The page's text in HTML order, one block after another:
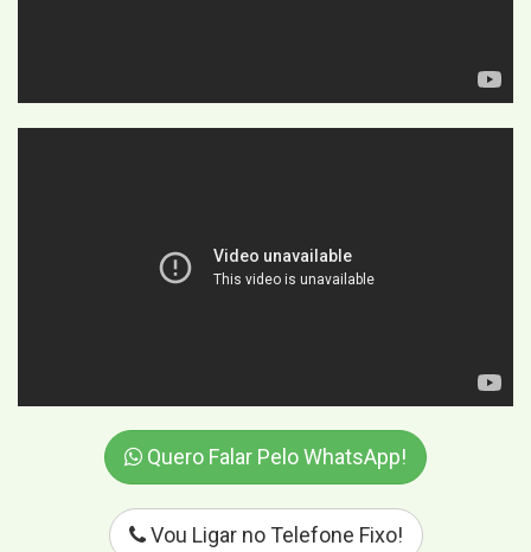
Quero Falar Pelo WhatsApp!
Vou Ligar no Telefone Fixo!